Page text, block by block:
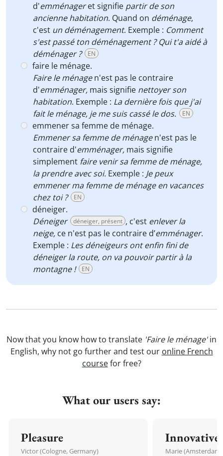
d'emménageret signifie partir de son
ancienne habitation. Quand on déménage,
c'est un déménagement. Exemple : Comment
s'est passé ton déménagement ? Qui t'a aidé à
déménager ?
EN
faire le ménage.
Faire le ménagen'est pas le contraire
d'emménager, mais signifie nettoyer son
habitation. Exemple : La dernière fois que j'ai
fait le ménage, je me suis cassé le dos.
EN
emmener sa femme de ménage.
Emmener sa femme de ménagen'est pas le
contraire d'emménager, mais signifie
simplement faire venir sa femme de ménage,
la prendre avec soi. Exemple : Je peux
emmener ma femme de ménage en vacances
chez toi ?
EN
déneiger.
Déneiger
déneiger, présent , c'est enlever la
neige, ce n'est pas le contraire d’emménager.
Exemple : Les déneigeurs ont enfin fini de
déneiger la route, on va pouvoir partir à la
montagne !
EN
Now that you know how to translate 'Faire le ménage'in
English, why not go further and test our online French
coursefor free?
What our users say:
Pleasure
Victor (Cologne, Germany)
Innovative
Marie